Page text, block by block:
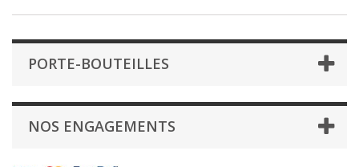
PORTE-BOUTEILLES
NOS ENGAGEMENTS